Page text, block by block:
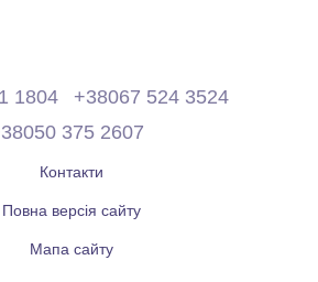
1804
+38067 524 3524
375 2607
Контакти
Повна версія сайту
Мапа сайту